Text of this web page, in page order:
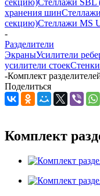
секцию)Стеллажи SBL
хранения шин
секцию)Стеллажи MS
-
Разделители
ЭкраныУсилители
усилители стоекСтенки
-Комплект
Поделиться
Комплект